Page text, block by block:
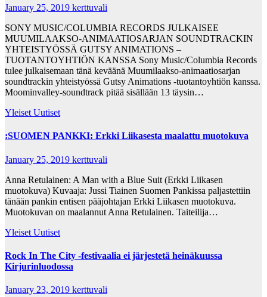
January 25, 2019 kerttuvali
SONY MUSIC/COLUMBIA RECORDS JULKAISEE
MUUMILAAKSO-ANIMAATIOSARJAN SOUNDTRACKIN
YHTEISTYÖSSÄ GUTSY ANIMATIONS –
TUOTANTOYHTIÖN KANSSA Sony Music/Columbia Records
tulee julkaisemaan tänä keväänä Muumilaakso-animaatiosarjan
soundtrackin yhteistyössä Gutsy Animations -tuotantoyhtiön kanssa.
Moominvalley-soundtrack pitää sisällään 13 täysin…
Yleiset Uutiset
:SUOMEN PANKKI: Erkki Liikasesta maalattu muotokuva
January 25, 2019 kerttuvali
Anna Retulainen: A Man with a Blue Suit (Erkki Liikasen
muotokuva) Kuvaaja: Jussi Tiainen Suomen Pankissa paljastettiin
tänään pankin entisen pääjohtajan Erkki Liikasen muotokuva.
Muotokuvan on maalannut Anna Retulainen. Taiteilija…
Yleiset Uutiset
Rock In The City -festivaalia ei järjestetä heinäkuussa
Kirjurinluodossa
January 23, 2019 kerttuvali